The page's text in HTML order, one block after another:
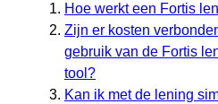
Hoe werkt een Fortis
Zijn er kosten
gebruik van de Fortis
tool?
Kan ik met de lening